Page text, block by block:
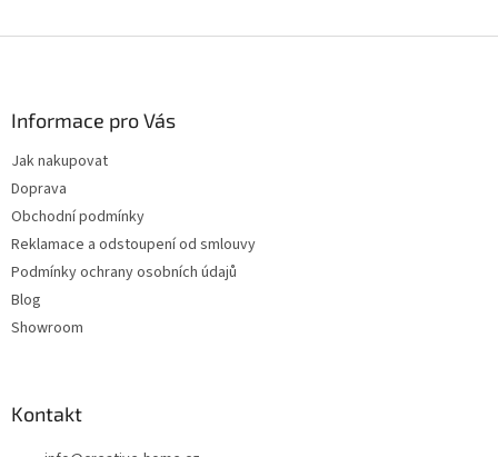
Informace pro Vás
Jak nakupovat
Doprava
Obchodní podmínky
Reklamace a odstoupení od smlouvy
Podmínky ochrany osobních údajů
Blog
Showroom
Kontakt